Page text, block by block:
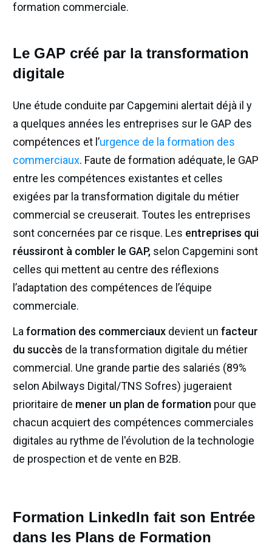
formation commerciale.
Le GAP créé par la transformation
digitale
Une étude conduite par Capgemini alertait déjà il y
a quelques années les entreprises sur le GAP des
compétences et l’urgence de la formation des
commerciaux. Faute de formation adéquate, le GAP
entre les compétences existantes et celles
exigées par la transformation digitale du métier
commercial se creuserait. Toutes les entreprises
sont concernées par ce risque. Les entreprises qui
réussiront à combler le GAP, selon Capgemini sont
celles qui mettent au centre des réflexions
l’adaptation des compétences de l’équipe
commerciale.
La formation des commerciaux devient un facteur
du succès de la transformation digitale du métier
commercial. Une grande partie des salariés (89%
selon Abilways Digital/TNS Sofres) jugeraient
prioritaire de mener un plan de formation pour que
chacun acquiert des compétences commerciales
digitales au rythme de l'évolution de la technologie
de prospection et de vente en B2B.
Formation LinkedIn fait son Entrée
dans les Plans de Formation